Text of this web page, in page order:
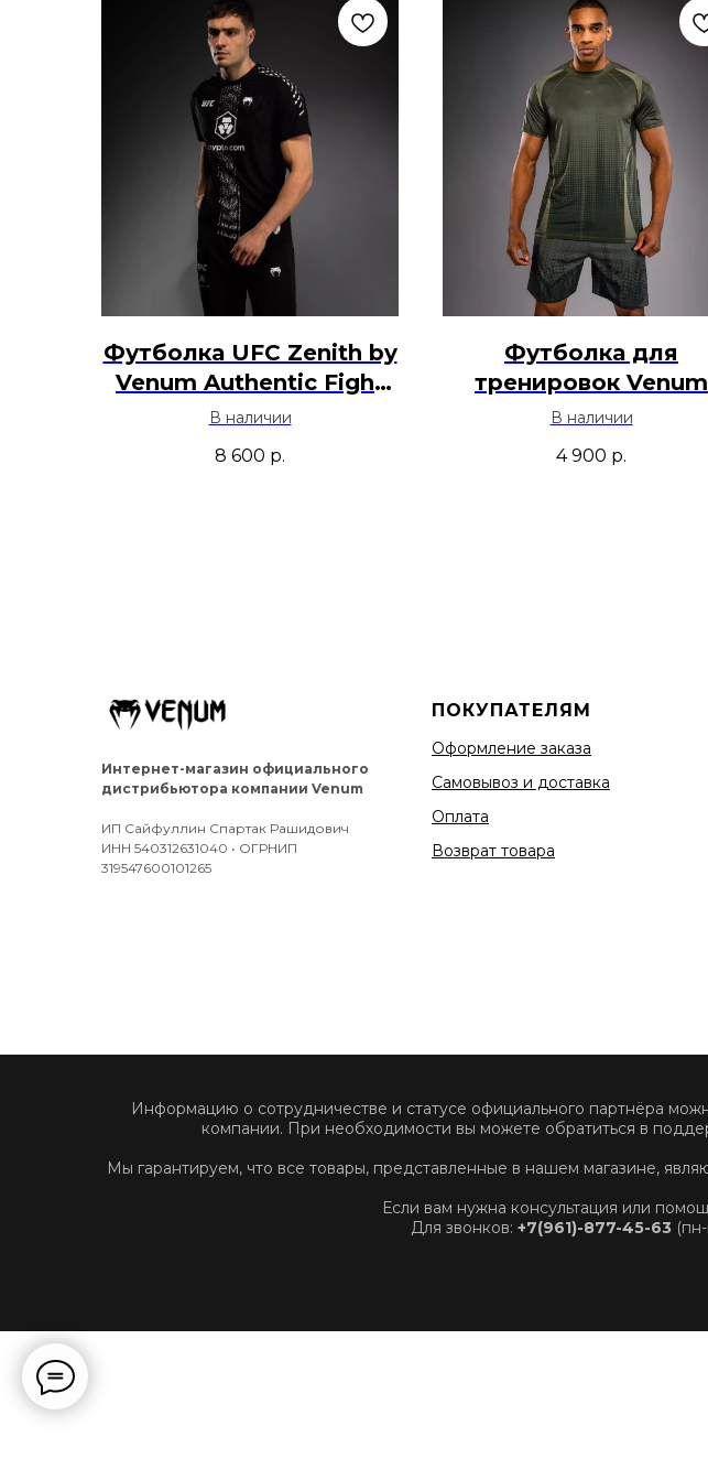
Футболка UFC Zenith by
Venum Authentic Fight
Night - Черный
В наличии
8 600 р.
Футболка для
тренировок Venum
Stealth - Хаки
В наличии
4 900 р.
Интернет-магазин официального
дистрибьютора компании Venum
ИП Сайфуллин Спартак Рашидович
ИНН 540312631040 • ОГРНИП
319547600101265
ПОКУПАТЕЛЯМ
Оформление заказа
Самовывоз и доставка
Оплата
Возврат товара
Информацию о сотрудничестве и статусе официального партнёра
компании. При необходимости вы можете обратиться в
Мы гарантируем, что все товары, представленные в нашем магазине,
Если вам нужна консультация или
Для звонков: +7(961)-877-45-63